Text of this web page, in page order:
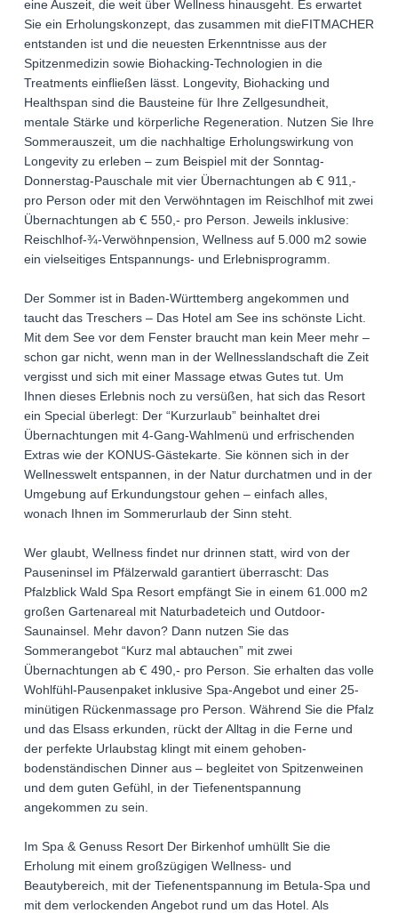
eine Auszeit, die weit über Wellness hinausgeht. Es erwartet
Sie ein Erholungskonzept, das zusammen mit dieFITMACHER
entstanden ist und die neuesten Erkenntnisse aus der
Spitzenmedizin sowie Biohacking-Technologien in die
Treatments einfließen lässt. Longevity, Biohacking und
Healthspan sind die Bausteine für Ihre Zellgesundheit,
mentale Stärke und körperliche Regeneration. Nutzen Sie Ihre
Sommerauszeit, um die nachhaltige Erholungswirkung von
Longevity zu erleben – zum Beispiel mit der Sonntag-
Donnerstag-Pauschale mit vier Übernachtungen ab Ꞓ 911,-
pro Person oder mit den Verwöhntagen im Reischlhof mit zwei
Übernachtungen ab Ꞓ 550,- pro Person. Jeweils inklusive:
Reischlhof-¾-Verwöhnpension, Wellness auf 5.000 m2 sowie
ein vielseitiges Entspannungs- und Erlebnisprogramm.
Der Sommer ist in Baden-Württemberg angekommen und
taucht das Treschers – Das Hotel am See ins schönste Licht.
Mit dem See vor dem Fenster braucht man kein Meer mehr –
schon gar nicht, wenn man in der Wellnesslandschaft die Zeit
vergisst und sich mit einer Massage etwas Gutes tut. Um
Ihnen dieses Erlebnis noch zu versüßen, hat sich das Resort
ein Special überlegt: Der “Kurzurlaub” beinhaltet drei
Übernachtungen mit 4-Gang-Wahlmenü und erfrischenden
Extras wie der KONUS-Gästekarte. Sie können sich in der
Wellnesswelt entspannen, in der Natur durchatmen und in der
Umgebung auf Erkundungstour gehen – einfach alles,
wonach Ihnen im Sommerurlaub der Sinn steht.
Wer glaubt, Wellness findet nur drinnen statt, wird von der
Pauseninsel im Pfälzerwald garantiert überrascht: Das
Pfalzblick Wald Spa Resort empfängt Sie in einem 61.000 m2
großen Gartenareal mit Naturbadeteich und Outdoor-
Saunainsel. Mehr davon? Dann nutzen Sie das
Sommerangebot “Kurz mal abtauchen” mit zwei
Übernachtungen ab Ꞓ 490,- pro Person. Sie erhalten das volle
Wohlfühl-Pausenpaket inklusive Spa-Angebot und einer 25-
minütigen Rückenmassage pro Person. Während Sie die Pfalz
und das Elsass erkunden, rückt der Alltag in die Ferne und
der perfekte Urlaubstag klingt mit einem gehoben-
bodenständischen Dinner aus – begleitet von Spitzenweinen
und dem guten Gefühl, in der Tiefenentspannung
angekommen zu sein.
Im Spa & Genuss Resort Der Birkenhof umhüllt Sie die
Erholung mit einem großzügigen Wellness- und
Beautybereich, mit der Tiefenentspannung im Betula-Spa und
mit dem verlockenden Angebot rund um das Hotel. Als